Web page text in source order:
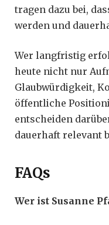
tragen dazu bei,
werden und
Wer langfristig
heute nicht nur
Glaubwürdigkeit,
öffentliche
entscheiden
dauerhaft relevant
FAQs
Wer ist Susanne